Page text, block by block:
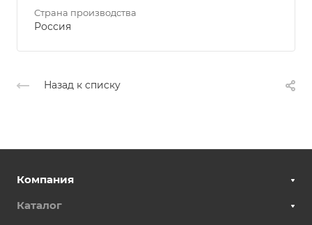
Страна производства
Россия
Назад к списку
Компания
Каталог